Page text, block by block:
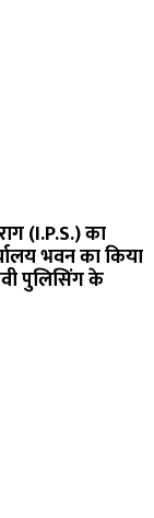
(I.P.S.) का
भवन का किया
पुलिसिंग के